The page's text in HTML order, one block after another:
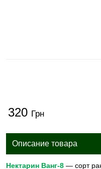
320 Грн
Описание товара
Нектарин Ванг-8 — сорт